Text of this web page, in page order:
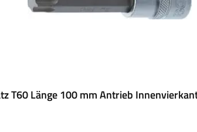
T60 Länge 100 mm Antrieb